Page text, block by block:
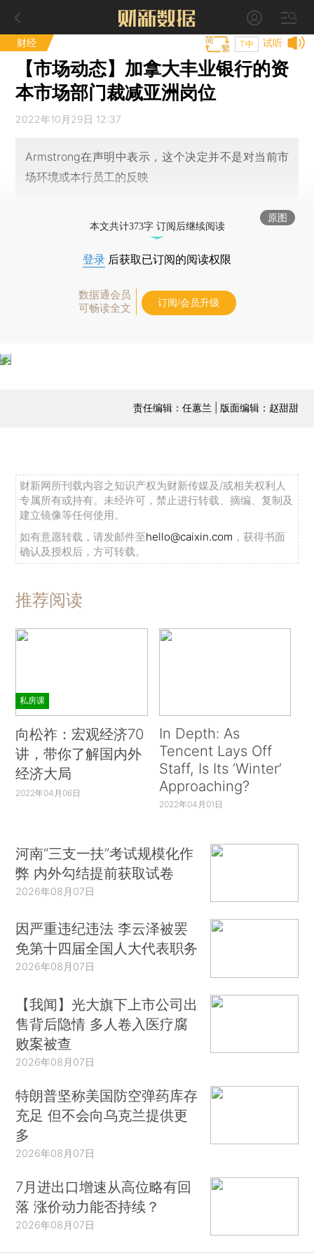
财经 试听
T中
【市场动态】加拿大丰业银行的资
本市场部门裁减亚洲岗位
2022年10月29日 12:37
Armstrong在声明中表示，这个决定并不是对当前市
场环境或本行员工的反映
原图
本文共计373字 订阅后继续阅读
登录 后获取已订阅的阅读权限
数据通会员
可畅读全文
订阅/会员升级
责任编辑：任蕙兰 | 版面编辑：赵甜甜
财新网所刊载内容之知识产权为财新传媒及/或相关权利人
专属所有或持有。未经许可，禁止进行转载、摘编、复制及
建立镜像等任何使用。
如有意愿转载，请发邮件至hello@caixin.com ，获得书面
确认及授权后，方可转载。
推荐阅读
私房课
向松祚：宏观经济70
讲，带你了解国内外
经济大局
2022年04月06日
In Depth: As
Tencent Lays Off
Staff, Is Its ‘Winter’
Approaching?
2022年04月01日
河南“三支一扶”考试规模化作
弊 内外勾结提前获取试卷
2026年08月07日
因严重违纪违法 李云泽被罢
免第十四届全国人大代表职务
2026年08月07日
【我闻】光大旗下上市公司出
售背后隐情 多人卷入医疗腐
败案被查
2026年08月07日
特朗普坚称美国防空弹药库存
充足 但不会向乌克兰提供更
多
2026年08月07日
7月进出口增速从高位略有回
落 涨价动力能否持续？
2026年08月07日